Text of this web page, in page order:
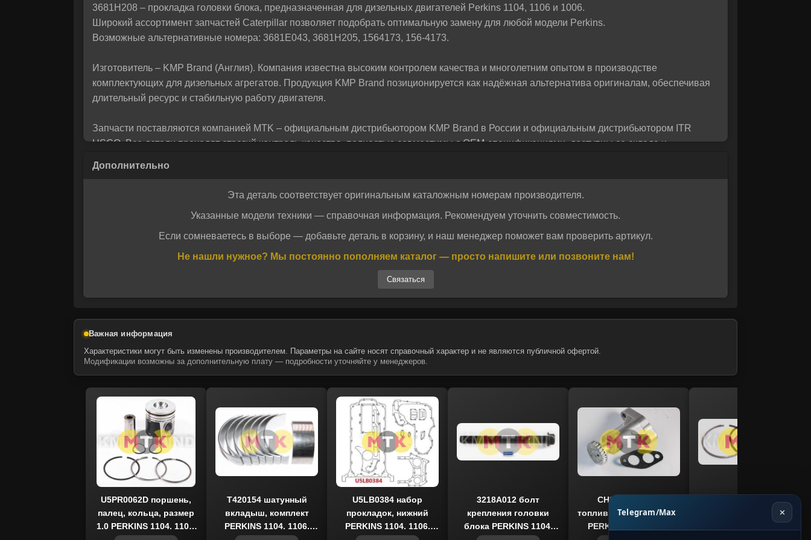
поможем разобраться и предложим лучшее решение для вас!
Отправить
Даю своё согласие на обработку персональных данных.Политика конфиденциальности
3681H208 – прокладка головки блока, предназначенная для дизельных двигателей Perkins 1104, 1106 и 1006.
Широкий ассортимент запчастей Caterpillar позволяет подобрать оптимальную замену для любой модели Perkins.
Возможные альтернативные номера: 3681E043, 3681H205, 1564173, 156‑4173.
Изготовитель – KMP Brand (Англия). Компания известна высоким контролем качества и многолетним опытом в производстве
комплектующих для дизельных агрегатов. Продукция KMP Brand позиционируется как надёжная альтернатива оригиналам, обеспечивая
длительный ресурс и стабильную работу двигателя.
Запчасти поставляются компанией MTK – официальным дистрибьютором KMP Brand в России и официальным дистрибьютором ITR
USCO. Все детали проходят строгий контроль качества, полностью совместимы с OEM‑спецификациями, доступны со склада и
Эта деталь соответствует оригинальным каталожным номерам производителя.
Указанные модели техники — справочная информация. Рекомендуем уточнить совместимость.
Если сомневаетесь в выборе — добавьте деталь в корзину, и наш менеджер поможет вам проверить артикул.
Не нашли нужное? Мы постоянно пополняем каталог — просто напишите или позвоните нам!
Связаться
Важная информация
Характеристики могут быть изменены производителем. Параметры на сайте носят справочный характер и не являются публичной офертой.
Модификации возможны за дополнительную плату — подробности уточняйте у менеджеров.
U5PR0062D поршень,
палец, кольца, размер
1,0 PERKINS 1104, 1106,
T420154 шатунный
вкладыш, комплект
PERKINS 1104, 1106,
U5LB0384 набор
прокладок, нижний
PERKINS 1104, 1106,
3218A012 болт
крепления головки
блока PERKINS 1104,
CH10439 насос
топливоподкачивающий
PERKINS 2806, KMP
UPRK0005B поршневые
кольца ремонтные 0,5
Telegram/Max ✕